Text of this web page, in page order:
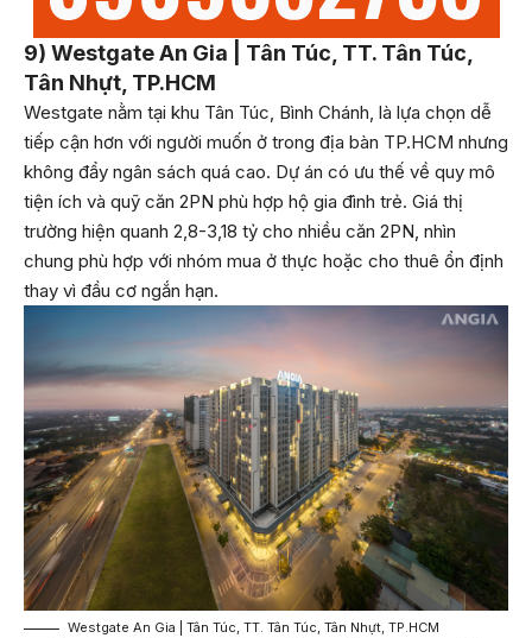
9) Westgate An Gia | Tân Túc, TT. Tân Túc,
Tân Nhựt, TP.HCM
Westgate nằm tại khu Tân Túc, Bình Chánh, là lựa chọn dễ
tiếp cận hơn với người muốn ở trong địa bàn TP.HCM nhưng
không đẩy ngân sách quá cao. Dự án có ưu thế về quy mô
tiện ích và quỹ căn 2PN phù hợp hộ gia đình trẻ. Giá thị
trường hiện quanh 2,8-3,18 tỷ cho nhiều căn 2PN, nhìn
chung phù hợp với nhóm mua ở thực hoặc cho thuê ổn định
thay vì đầu cơ ngắn hạn.
Westgate An Gia | Tân Túc, TT. Tân Túc, Tân Nhựt, TP.HCM